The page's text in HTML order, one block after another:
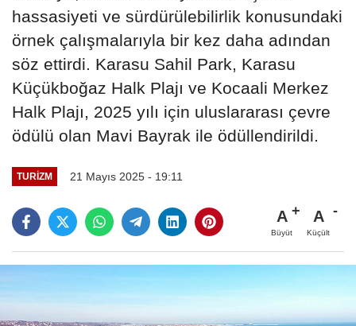
hassasiyeti ve sürdürülebilirlik konusundaki
örnek çalışmalarıyla bir kez daha adından
söz ettirdi. Karasu Sahil Park, Karasu
Küçükboğaz Halk Plajı ve Kocaali Merkez
Halk Plajı, 2025 yılı için uluslararası çevre
ödülü olan Mavi Bayrak ile ödüllendirildi.
TURIZM 21 Mayıs 2025 - 19:11
A
Büyüt
A
Küçült